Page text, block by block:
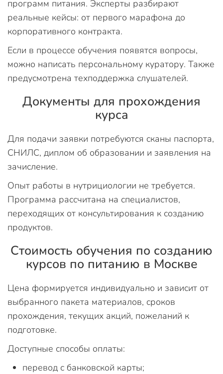
программ питания. Эксперты разбирают
реальные кейсы: от первого марафона до
корпоративного контракта.
Если в процессе обучения появятся вопросы,
можно написать персональному куратору. Также
предусмотрена техподдержка слушателей.
Документы для прохождения
курса
Для подачи заявки потребуются сканы паспорта,
СНИЛС, диплом об образовании и заявления на
зачисление.
Опыт работы в нутрициологии не требуется.
Программа рассчитана на специалистов,
переходящих от консультирования к созданию
продуктов.
Стоимость обучения по созданию
курсов по питанию в Москве
Цена формируется индивидуально и зависит от
выбранного пакета материалов, сроков
прохождения, текущих акций, пожеланий к
подготовке.
Доступные способы оплаты:
перевод с банковской карты;